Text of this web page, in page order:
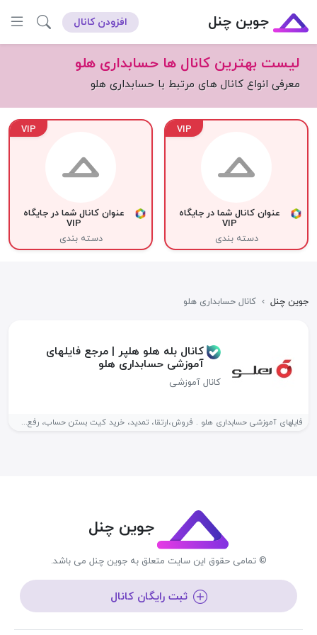
جوین چنل افزودن کانال
لیست بهترین کانال ها حسابداری هلو
معرفی انواع کانال های مرتبط با حسابداری هلو
VIP
عنوان کانال شما در جایگاه
VIP
دسته بندی
VIP
عنوان کانال شما در جایگاه
VIP
دسته بندی
جوین چنل › کانال حسابداری هلو
کانال بله هلو هلپر | مرجع فایلهای
آموزشی حسابداری هلو
کانال آموزشی
فایلهای آموزشی حسابداری هلو . فروش،ارتقا، تمدید، خرید کیت بستن حساب، رفع...
جوین چنل
© تمامی حقوق این سایت متعلق به جوین چنل می باشد.
ثبت رایگان کانال